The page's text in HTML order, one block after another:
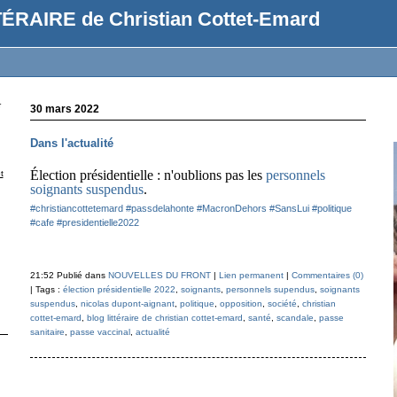
de Christian Cottet-Emard
30 mars 2022
Dans l'actualité
Élection présidentielle : n'oublions pas les personnels
soignants suspendus.
#christiancottetemard #passdelahonte #MacronDehors #SansLui #politique
#cafe #presidentielle2022
21:52 Publié dans NOUVELLES DU FRONT| Lien permanent| Commentaires (0)
| Tags : élection présidentielle 2022 soignants, personnels supendus, soignants
suspendus, nicolas dupont-aignant, politique opposition société
christian
cottet-emard
blog littéraire de christian cottet-emard santé scandale
passe
sanitaire
passe vaccinal, actualité